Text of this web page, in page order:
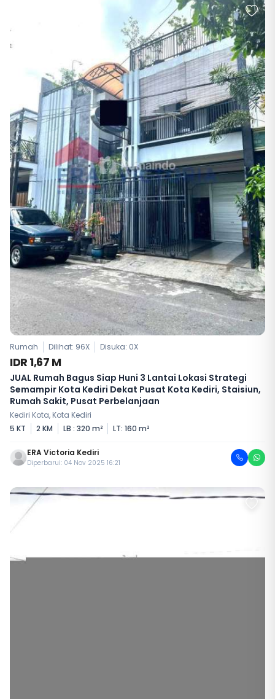
Rumah Dilihat: 96X Disuka: 0X
IDR 1,67 M
JUAL Rumah Bagus Siap Huni 3 Lantai Lokasi Strategi
Semampir Kota Kediri Dekat Pusat Kota Kediri, Staisiun,
Rumah Sakit, Pusat Perbelanjaan
Kediri Kota, Kota Kediri
5 KT
2 KM LB : 320 m² LT: 160 m²
ERA Victoria Kediri
Diperbarui: 04 Nov 2025 16:21